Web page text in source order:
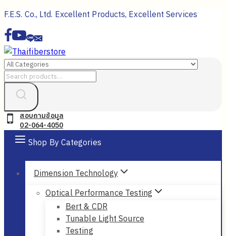
Skip
to
content
F.E.S. Co., Ltd. Excellent Products, Excellent Services
Search
สอบถามข้อมูล
02-064-4050
Shop By Categories
Dimension Technology
Optical Performance Testing
Bert & CDR
Tunable Light Source
Testing